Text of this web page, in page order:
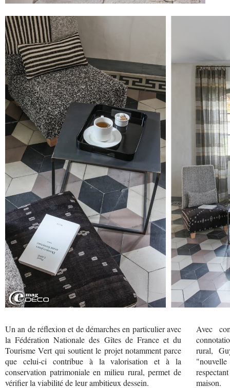
Un an de réflexion et de démarches en particulier avec
la Fédération Nationale des Gîtes de France et du
Tourisme Vert qui soutient le projet notamment parce
que celui-ci contribue à la valorisation et à la
conservation patrimoniale en milieu rural, permet de
vérifier la viabilité de leur ambitieux dessein.
Avec
rural,
maison.